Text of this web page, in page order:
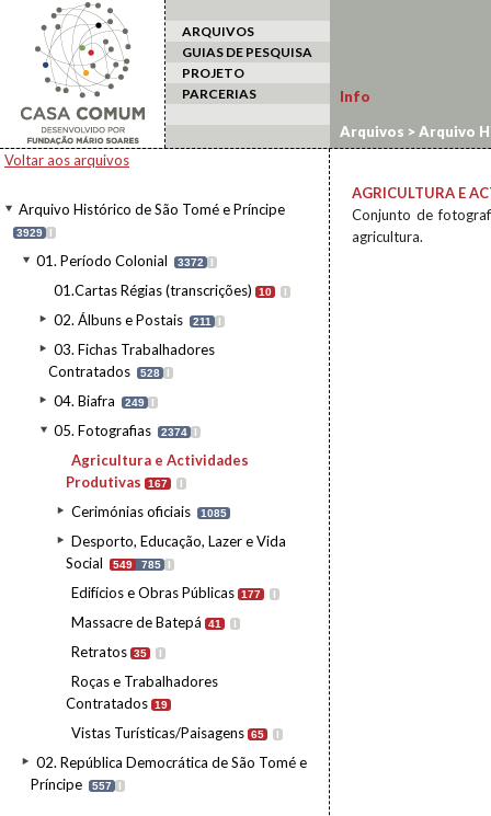
ARQUIVOS
GUIAS DE PESQUISA
PROJETO
PARCERIAS
Voltar aos arquivos
Arquivo Histórico de São Tomé e Príncipe
3929 I
01. Período Colonial 3372 I
01.Cartas Régias (transcrições) 10 I
02. Álbuns e Postais 211 I
03. Fichas Trabalhadores
Contratados
528 I
04. Biafra 249 I
05. Fotografias 2374 I
Agricultura e Actividades
Produtivas
167 I
Cerimónias oficiais 1085
Desporto, Educação, Lazer e Vida
Social
549 785 I
Edifícios e Obras Públicas 177 I
Massacre de Batepá 41 I
Retratos 35 I
Roças e Trabalhadores
Contratados 19
Vistas Turísticas/Paisagens 65 I
02. República Democrática de São Tomé e
Príncipe
557 I
Info
Arquivos >Arquivo
e Actividades
AGRICULTURA E
Conjunto de
agricultura.